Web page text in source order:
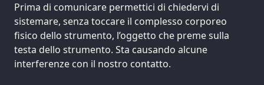
Prima di comunicare permettici di chiedervi di
sistemare, senza toccare il complesso corporeo
fisico dello strumento, l’oggetto che preme sulla
testa dello strumento. Sta causando alcune
interferenze con il nostro contatto.